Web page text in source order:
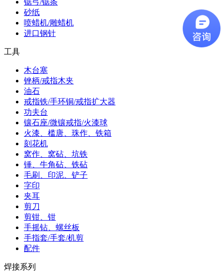
锯弓/锯条
砂纸
喷蜡机/雕蜡机
进口钢针
工具
木台塞
锉柄/戒指木夹
油石
戒指铁/手环铜/戒指扩大器
功夫台
镶石座/微镶戒指/火漆球
火漆、槛唐、珠作、铁箱
刻花机
窝作、窝砧、坑铁
锤、牛角砧、铁砧
毛刷、印泥、铲子
字印
夹耳
剪刀
剪钳、钳
手摇钻、螺丝板
手指套/手套/机剪
配件
焊接系列